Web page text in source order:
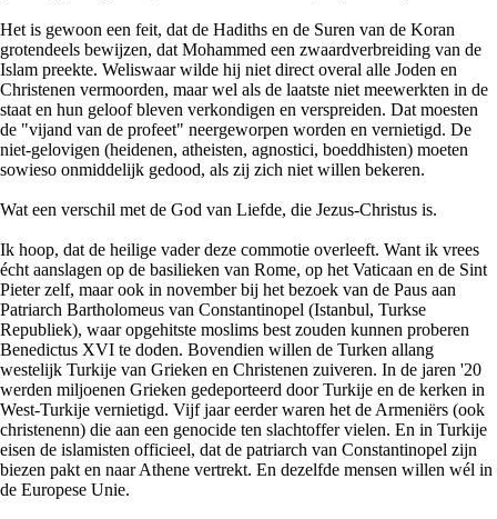
Het is gewoon een feit, dat de Hadiths en de Suren van de Koran
grotendeels bewijzen, dat Mohammed een zwaardverbreiding van de
Islam preekte. Weliswaar wilde hij niet direct overal alle Joden en
Christenen vermoorden, maar wel als de laatste niet meewerkten in de
staat en hun geloof bleven verkondigen en verspreiden. Dat moesten
de "vijand van de profeet" neergeworpen worden en vernietigd. De
niet-gelovigen (heidenen, atheisten, agnostici, boeddhisten) moeten
sowieso onmiddelijk gedood, als zij zich niet willen bekeren.
Wat een verschil met de God van Liefde, die Jezus-Christus is.
Ik hoop, dat de heilige vader deze commotie overleeft. Want ik vrees
écht aanslagen op de basilieken van Rome, op het Vaticaan en de Sint
Pieter zelf, maar ook in november bij het bezoek van de Paus aan
Patriarch Bartholomeus van Constantinopel (Istanbul, Turkse
Republiek), waar opgehitste moslims best zouden kunnen proberen
Benedictus XVI te doden. Bovendien willen de Turken allang
westelijk Turkije van Grieken en Christenen zuiveren. In de jaren '20
werden miljoenen Grieken gedeporteerd door Turkije en de kerken in
West-Turkije vernietigd. Vijf jaar eerder waren het de Armeniërs (ook
christenenn) die aan een genocide ten slachtoffer vielen. En in Turkije
eisen de islamisten officieel, dat de patriarch van Constantinopel zijn
biezen pakt en naar Athene vertrekt. En dezelfde mensen willen wél in
de Europese Unie.